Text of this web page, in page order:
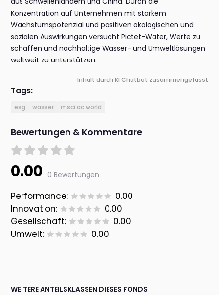
Konzentration auf Unternehmen mit starkem
Wachstumspotenzial und positiven ökologischen und
sozialen Auswirkungen versucht Pictet-Water, Werte zu
schaffen und nachhaltige Wasser- und Umweltlösungen
weltweit zu unterstützen.
Inhalt durch KI Chatbot zusammengefasst
Tags:
esg wasser msci ac world
Bewertungen & Kommentare
0.00 0 Bewertungen
Performance:
0.00
Innovation:
0.00
Gesellschaft:
0.00
Umwelt:
0.00
WEITERE ANTEILSKLASSEN DIESES FONDS